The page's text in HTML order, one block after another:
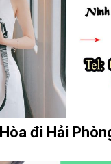
đi Hải